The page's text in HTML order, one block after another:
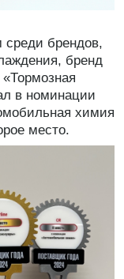
брендов,
бренд
в номинации
химия
место.